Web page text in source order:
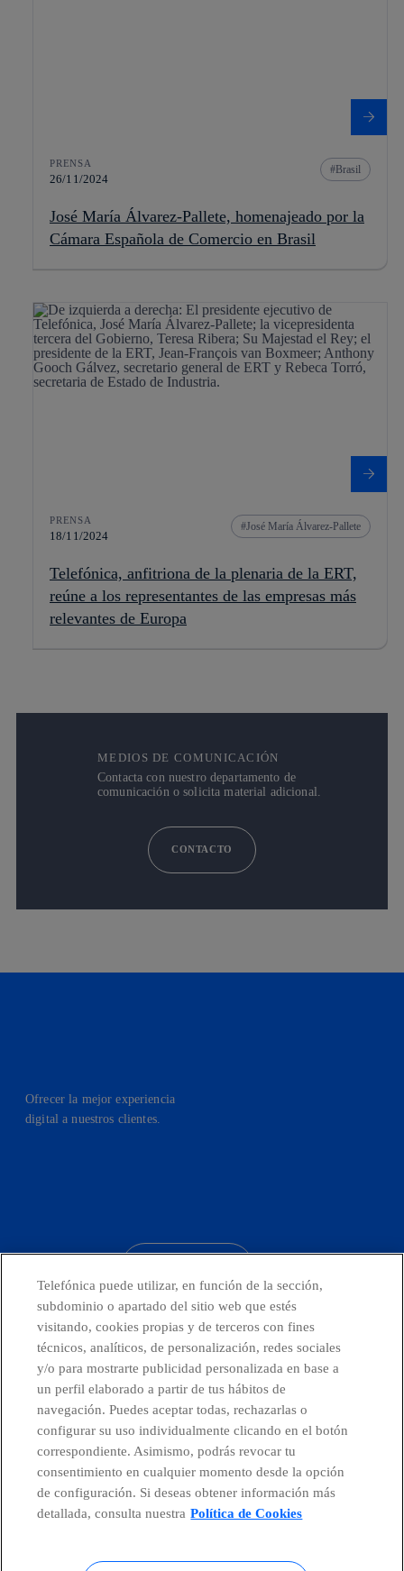
PRENSA
26/11/2024
Brasil
José María Álvarez-Pallete, homenajeado por la
Cámara Española de Comercio en Brasil
PRENSA
18/11/2024
José María Álvarez-Pallete
Telefónica, anfitriona de la plenaria de la ERT,
reúne a los representantes de las empresas más
relevantes de Europa
MEDIOS DE COMUNICACIÓN
Contacta con nuestro departamento de
comunicación o solicita material adicional.
CONTACTO
Ofrecer la mejor experiencia
digital a nuestros clientes.
Telefónica en redes sociales
Canal de Denuncias
Centro Global Transparencia
Telefónica puede utilizar, en función de la sección,
subdominio o apartado del sitio web que estés
visitando, cookies propias y de terceros con fines
técnicos, analíticos, de personalización, redes sociales
y/o para mostrarte publicidad personalizada en base a
un perfil elaborado a partir de tus hábitos de
navegación. Puedes aceptar todas, rechazarlas o
configurar su uso individualmente clicando en el botón
correspondiente. Asimismo, podrás revocar tu
consentimiento en cualquier momento desde la opción
de configuración. Si deseas obtener información más
detallada, consulta nuestra Política de Cookies